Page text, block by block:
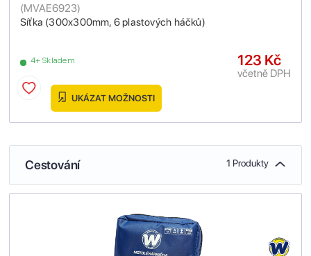
Síťka (300x300mm, 6 plastových háčků)
(MVAE6923)
4+ Skladem 123 Kč
včetně DPH
UKÁZAT MOŽNOSTI
Cestování 1 Produkty